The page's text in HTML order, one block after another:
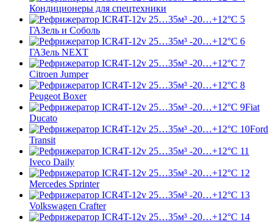
Кондиционеры для спецтехники
ГАЗель и Соболь
ГАЗель NEXT
Citroen Jumper
Peugeot Boxer
Fiat
Ducato
Ford
Transit
Iveco Daily
Mercedes Sprinter
Volkswagen Crafter